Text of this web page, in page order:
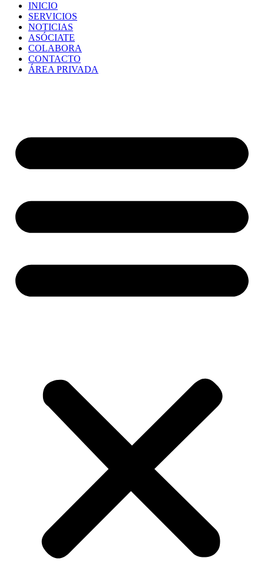
INICIO
SERVICIOS
NOTICIAS
ASÓCIATE
COLABORA
CONTACTO
ÁREA PRIVADA